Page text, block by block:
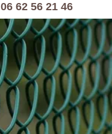
06 62 56 21 46